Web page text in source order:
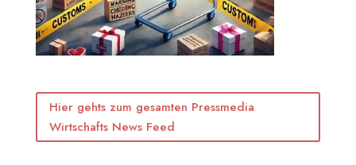
Hier gehts zum gesamten Pressmedia
Wirtschafts News Feed